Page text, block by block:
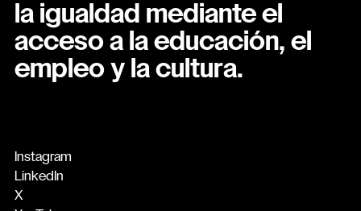
la igualdad mediante el
acceso a la educación, el
empleo y la cultura.
Instagram
LinkedIn
X